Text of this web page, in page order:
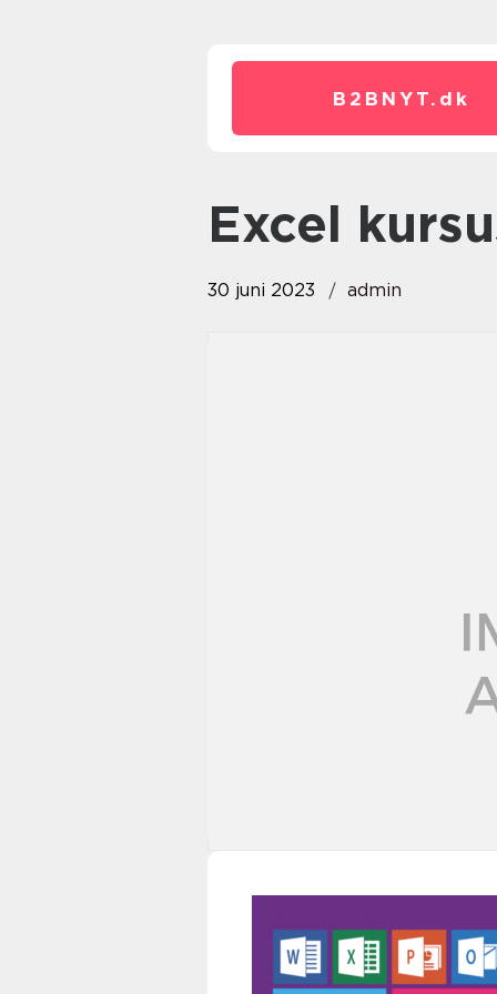
B2BNYT. dk
excel
30 juni 2023 admin